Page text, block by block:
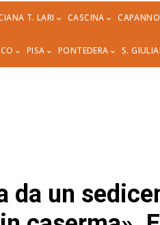
T. LARI CASCINA
PISA PONTEDERA S.
da un